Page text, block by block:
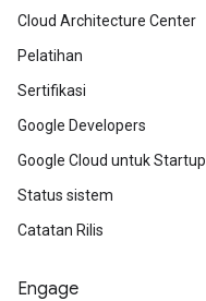
Cloud Architecture Center
Pelatihan
Sertifikasi
Google Developers
Google Cloud untuk Startup
Status sistem
Catatan Rilis
Engage